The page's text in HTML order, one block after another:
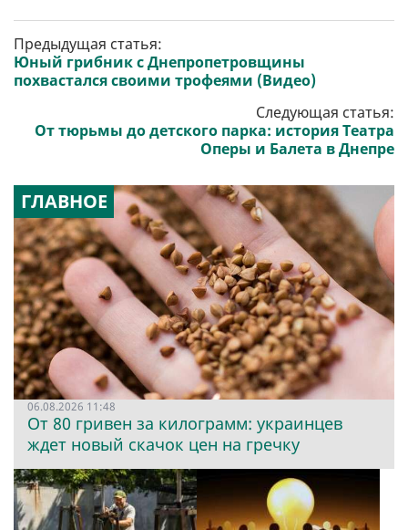
Предыдущая статья:
Юный грибник с Днепропетровщины
похвастался своими трофеями (Видео)
Следующая статья:
От тюрьмы до детского парка: история Театра
Оперы и Балета в Днепре
ГЛАВНОЕ
06.08.2026 11:48
От 80 гривен за килограмм: украинцев
ждет новый скачок цен на гречку